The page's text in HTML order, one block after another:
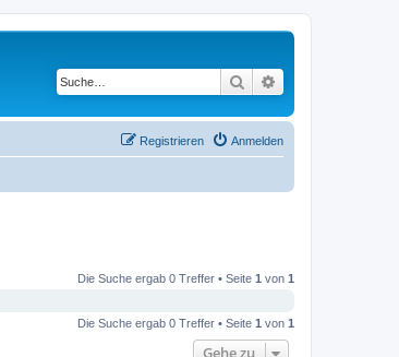
Suche
Anmelden
Registrieren
Die Suche ergab 0 Treffer • Seite 1 von 1
Die Suche ergab 0 Treffer • Seite 1 von 1
Gehe zu